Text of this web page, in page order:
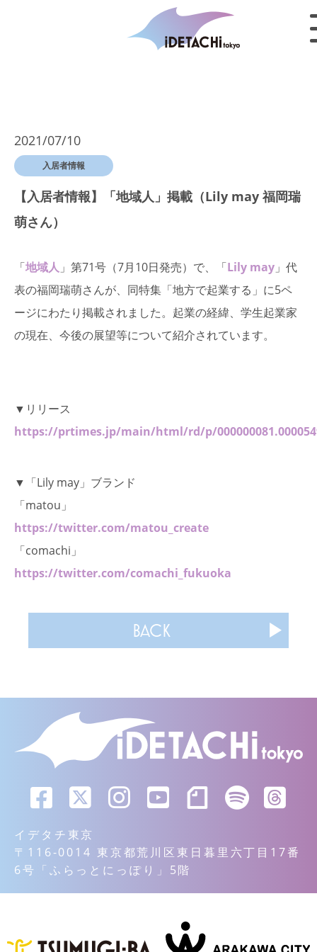
2021/07/10
入居者情報
【入居者情報】「地域人」掲載（Lily may 福岡瑞
萌さん）
「地域人 」第71号（7月10日発売）で、「Lily may 」代
表の福岡瑞萌さんが、同特集「地方で起業する」に5ペ
ージにわたり掲載されました。起業の経緯、学生起業家
の現在、今後の展望等について紹介されています。
▼リリース
https://prtimes.jp/main/html/rd/p/
▼「Lily may」ブランド
「matou」
https://twitter.com/matou_create
「comachi」
https://twitter.com/comachi_fukuoka
BACK
イデタチ東京
〒116-0014 東京都荒川区東日暮里六丁目17番
6号「ふらっとにっぽり」5階